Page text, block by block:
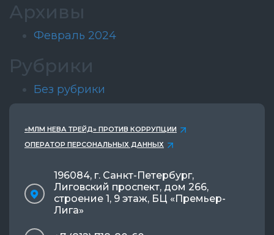
Архивы
Февраль 2024
Рубрики
Без рубрики
«МЛМ НЕВА ТРЕЙД» ПРОТИВ КОРРУПЦИИ
ОПЕРАТОР ПЕРСОНАЛЬНЫХ ДАННЫХ
196084, г. Санкт-Петербург,
Лиговский проспект, дом 266,
строение 1, 9 этаж, БЦ «Премьер-
Лига»